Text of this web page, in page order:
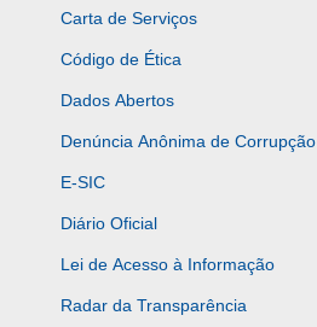
Carta de Serviços
Código de Ética
Dados Abertos
Denúncia Anônima de Corrupção
E-SIC
Diário Oficial
Lei de Acesso à Informação
Radar da Transparência